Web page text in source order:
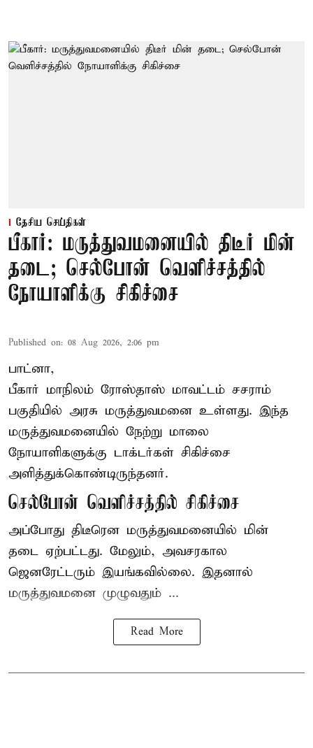
தேசிய செய்திகள்
பீகார்: மருத்துவமனையில் திடீர் மின்
தடை; செல்போன் வெளிச்சத்தில்
நோயாளிக்கு சிகிச்சை
Published on: 08 Aug 2026, 2:06 pm
பாட்னா,
பீகார் மாநிலம் ரோஸ்தாஸ் மாவட்டம் சசராம்
பகுதியில் அரசு மருத்துவமனை உள்ளது. இந்த
மருத்துவமனையில் நேற்று மாலை
நோயாளிகளுக்கு டாக்டர்கள் சிகிச்சை
அளித்துக்கொண்டிருந்தனர்.
செல்போன் வெளிச்சத்தில் சிகிச்சை
அப்போது திடீரென மருத்துவமனையில் மின்
தடை ஏற்பட்டது. மேலும், அவசரகால
ஜெனரேட்டரும் இயங்கவில்லை. இதனால்
மருத்துவமனை முழுவதும் ...
Read More